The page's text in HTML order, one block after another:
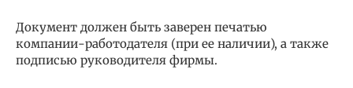
Документ должен быть заверен печатью
компании-работодателя (при ее наличии), а также
подписью руководителя фирмы.